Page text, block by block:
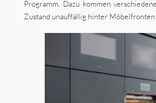
Programm. Dazu kommen
Zustand unauffällig hinter Möbelfronten